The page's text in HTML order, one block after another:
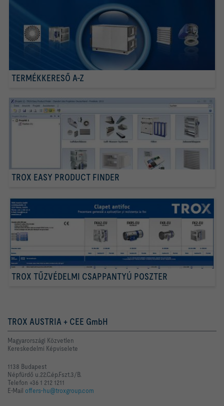
TERMÉKKERESŐ A-Z
TROX EASY PRODUCT FINDER
TROX TŰZVÉDELMI CSAPPANTYÚ POSZTER
TROX AUSTRIA + CEE GmbH
Magyarországi Közvetlen
Kereskedelmi Képviselete
1138 Budapest
Népfürdő u.22.C.ép.Fszt.3/B.
Telefon +36 1 212 1211
E-Mail offers-hu@troxgroup.com